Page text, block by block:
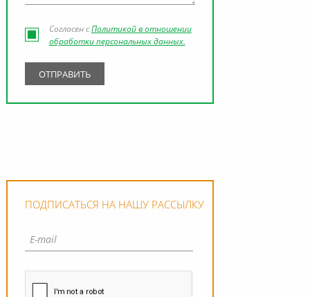
Согласен сПолитикой в отношении
обработки персональных данных.
ПОДПИСАТЬСЯ НА НАШУ РАССЫЛКУ